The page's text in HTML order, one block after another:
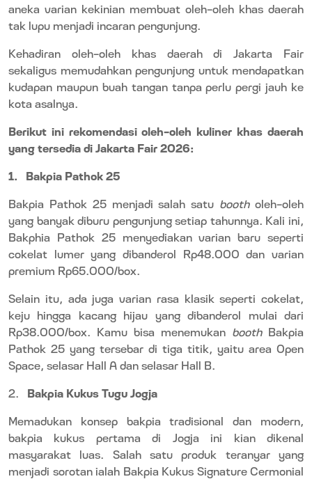
aneka varian kekinian membuat oleh-oleh khas daerah
tak lupu menjadi incaran pengunjung.
Kehadiran oleh-oleh khas daerah di Jakarta Fair
sekaligus memudahkan pengunjung untuk mendapatkan
kudapan maupun buah tangan tanpa perlu pergi jauh ke
kota asalnya.
Berikut ini rekomendasi oleh-oleh kuliner khas daerah
yang tersedia di Jakarta Fair 2026:
1.
Bakpia Pathok 25
Bakpia Pathok 25 menjadi salah satu bootholeh-oleh
yang banyak diburu pengunjung setiap tahunnya. Kali ini,
Bakphia Pathok 25 menyediakan varian baru seperti
cokelat lumer yang dibanderol Rp48.000 dan varian
premium Rp65.000/box.
Selain itu, ada juga varian rasa klasik seperti cokelat,
keju hingga kacang hijau yang dibanderol mulai dari
Rp38.000/box. Kamu bisa menemukan boothBakpia
Pathok 25 yang tersebar di tiga titik, yaitu area Open
Space, selasar Hall A dan selasar Hall B.
2.
Bakpia Kukus Tugu Jogja
Memadukan konsep bakpia tradisional dan modern,
bakpia kukus pertama di Jogja ini kian dikenal
masyarakat luas. Salah satu produk teranyar yang
menjadi sorotan ialah Bakpia Kukus Signature Cermonial